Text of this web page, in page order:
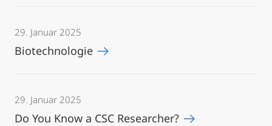
29. Januar 2025
Biotechnologie
29. Januar 2025
Do You Know a CSC Researcher?